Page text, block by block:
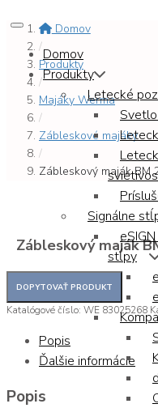
Domov
Produkty
Letecké
Signálne
stĺpy
Domov
/
Produkty
/
Majáky Werma
/
Zábleskové majáky
/
Zábleskový maják BM
Zábleskový maják
Katalógové číslo: WE 83025268
Popis
Ďalšie informácie
Popis